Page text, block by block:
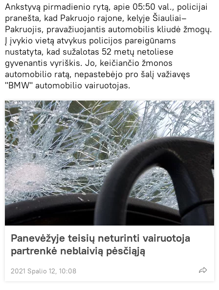
Ankstyvą pirmadienio rytą, apie 05:50 val., policijai
pranešta, kad Pakruojo rajone, kelyje Šiauliai–
Pakruojis, pravažiuojantis automobilis kliudė žmogų.
Į įvykio vietą atvykus policijos pareigūnams
nustatyta, kad sužalotas 52 metų netoliese
gyvenantis vyriškis. Jo, keičiančio žmonos
automobilio ratą, nepastebėjo pro šalį važiavęs
"BMW" automobilio vairuotojas.
Panevėžyje teisių neturinti vairuotoja
partrenkė neblaivią pėsčiąją
2021 Spalio 12, 10:08